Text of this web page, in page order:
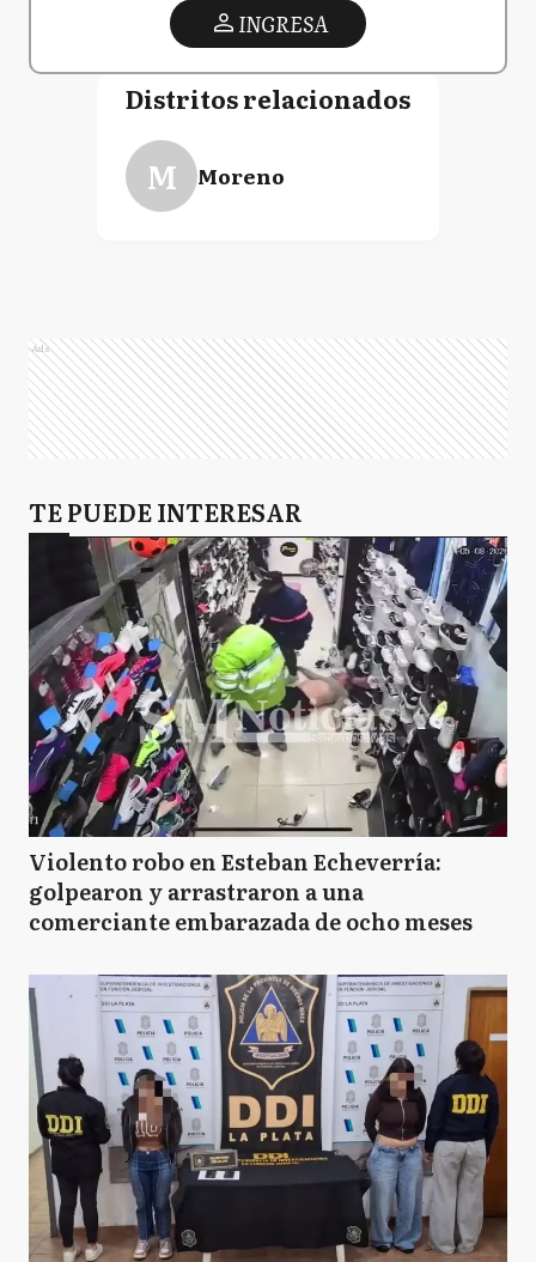
INGRESA
Distritos relacionados
M Moreno
Ads
TE PUEDE INTERESAR
Violento robo en Esteban Echeverría:
golpearon y arrastraron a una
comerciante embarazada de ocho meses